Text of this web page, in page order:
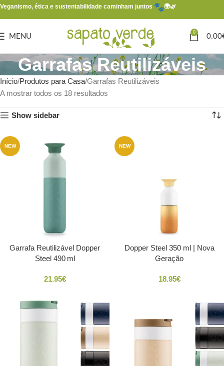
Veganismo, ética e sustentabilidade caminham juntos 🌍🌿
MENU
0
0.00
Garrafas Reutilizáveis
Início Produtos para Casa Garrafas Reutilizáveis
A mostrar todos os 18 resultados
Show sidebar
NEW
Garrafa Reutilizável Dopper
Steel 490 ml
21.95€
NEW
Dopper Steel 350 ml | Nova
Geração
18.95€